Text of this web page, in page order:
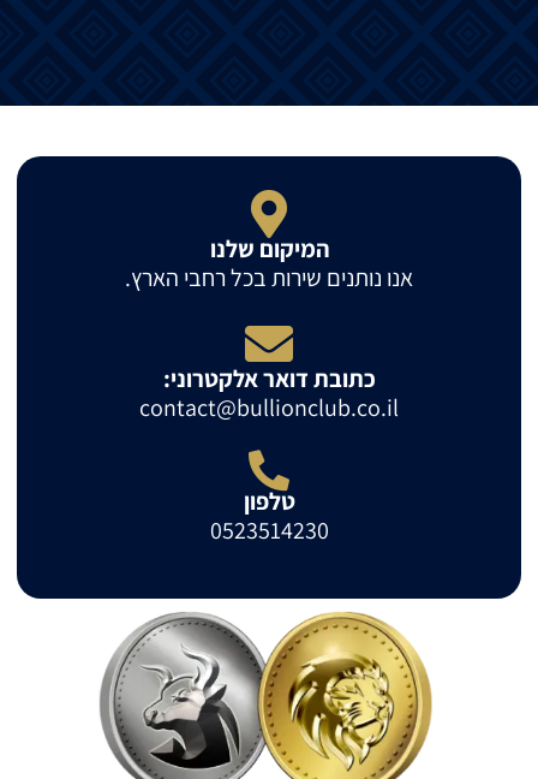
המיקום שלנו
אנו נותנים שירות בכל רחבי הארץ.
כתובת דואר אלקטרוני:
contact@bullionclub.co.il
טלפון
0523514230